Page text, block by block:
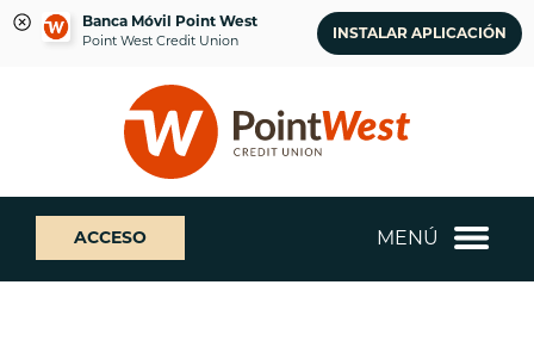
Banca Móvil Point West
Point West Credit Union INSTALAR APLICACIÓN
sesión
banca
web
¿Qué
podemos
ayudarte
a
ACCESO MENÚ